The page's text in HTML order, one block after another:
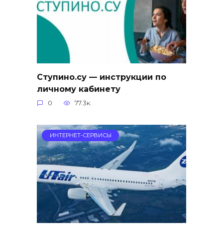
Ступино.су — инструкции по
личному кабинету
0 77.3к.
ИНТЕРНЕТ-СЕРВИСЫ